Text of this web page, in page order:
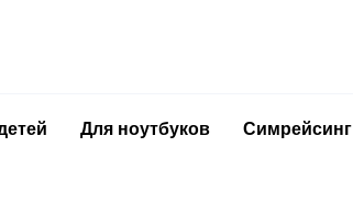
Для ноутбуков Симрейсинг